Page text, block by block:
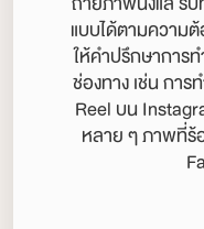
แบบได้ตามความ
ให้คำปรึกษาการ
ช่องทาง เช่น กา
Reel บน
หลาย ๆ ภาพที่ร้